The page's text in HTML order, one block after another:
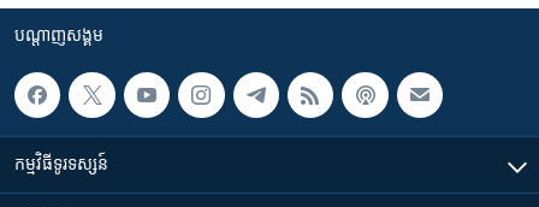
បណ្តាញ​សង្គម
កម្មវិធី​ទូរទស្សន៍